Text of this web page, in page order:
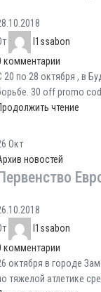
l1ssabon
комментарии
20 по 28 октября , в
30 off promo
чтение
Окт
новостей
l1ssabon
комментарии
октября в городе
тяжелой атлетике